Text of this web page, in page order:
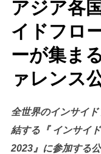
アジア各
イドフロ
ーが集ま
ァレンス
全世界のインサイ
結する『 インサイ
2023』に参加する